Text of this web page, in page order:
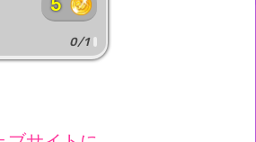
5
0/1